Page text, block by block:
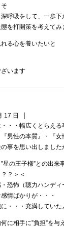
呼吸をして、一歩下
を打開策を考えてみ
る心を養いたいと
います
17 日 |
・・幅広くとらえる
男性の本質』・『
事を思い出しました
星の王子様”との出
？＞＜
恐怖（聴力ハンディ
情ばかりが・・・
・・・充満していた
に相手に”負担”を与